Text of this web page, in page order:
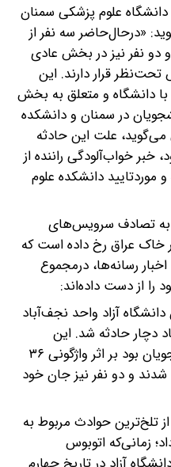
علوم پزشکی سمنان
«درحال‌حاضر سه نفر از
نفر نیز در بخش عادی
قرار دارند. این
دانشگاه و متعلق به بخش
در سمنان و دانشکده
می‌گوید، علت این حادثه
خبر خواب‌آلودگی راننده از
دانشکده علوم
مربوط به تصادف سرویس‌های
خاک عراق رخ داده است که
رسانه‌ها، درمجموع
دانشگاه آزاد واحد نجف‌آباد
دچار حادثه شد. این
اتوبوس که حامل ۳۹ نفر از دانشجویان بود بر اثر واژگونی ۳۶
و دو نفر نیز جان خود
در سال ۱۳۹۷، یکی از تلخ‌ترین حوادث مربوط به
زمانی‌که اتوبوس